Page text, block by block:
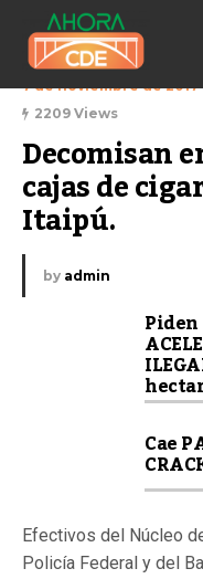
7 de noviembre de 2017
2209 Views
Decomisan
cajas de
Itaipú.
by admin
Piden
Cae
Efectivos del Núcleo
Policía Federal y del